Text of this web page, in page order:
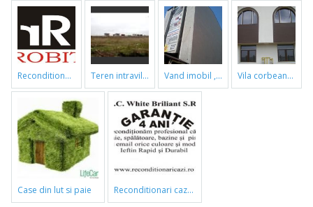
reconditionari cazi de baie teren intravilan vand imobil ,790m,piata gorjului,pret negociabil vila corbeanca
case din lut si paie reconditionari cazi de baie